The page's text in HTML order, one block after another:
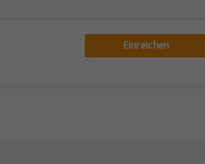
Einreichen